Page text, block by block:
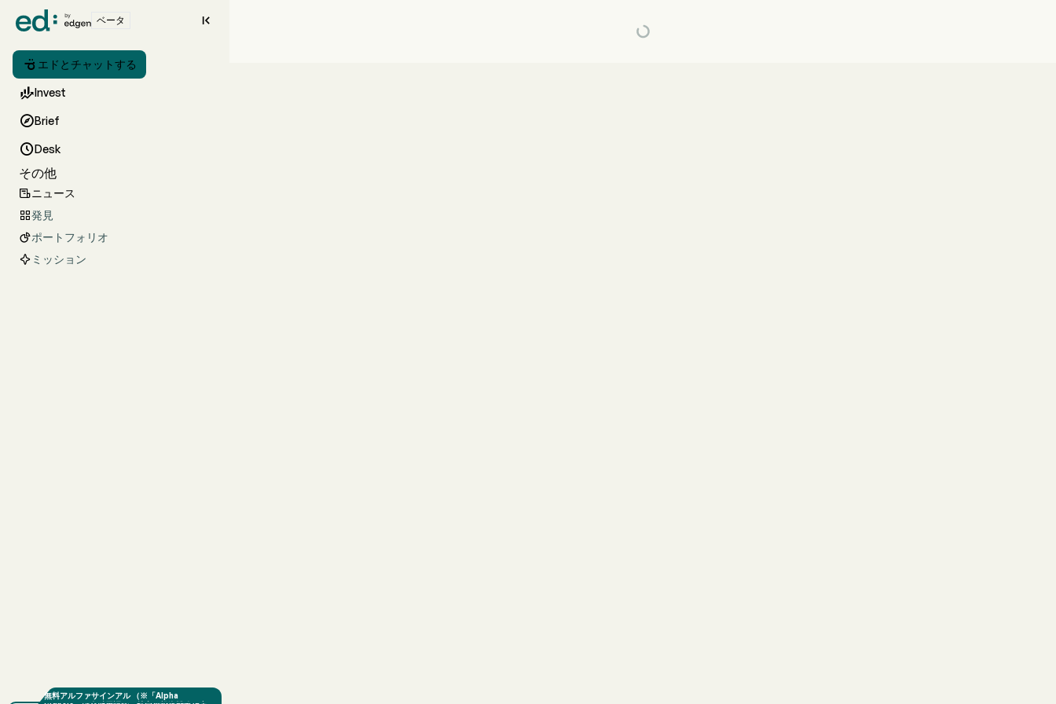
ベータ 
 エドとチャットする
Invest
Brief
Desk
その他
ニュース
発見
ポートフォリオ
ミッション